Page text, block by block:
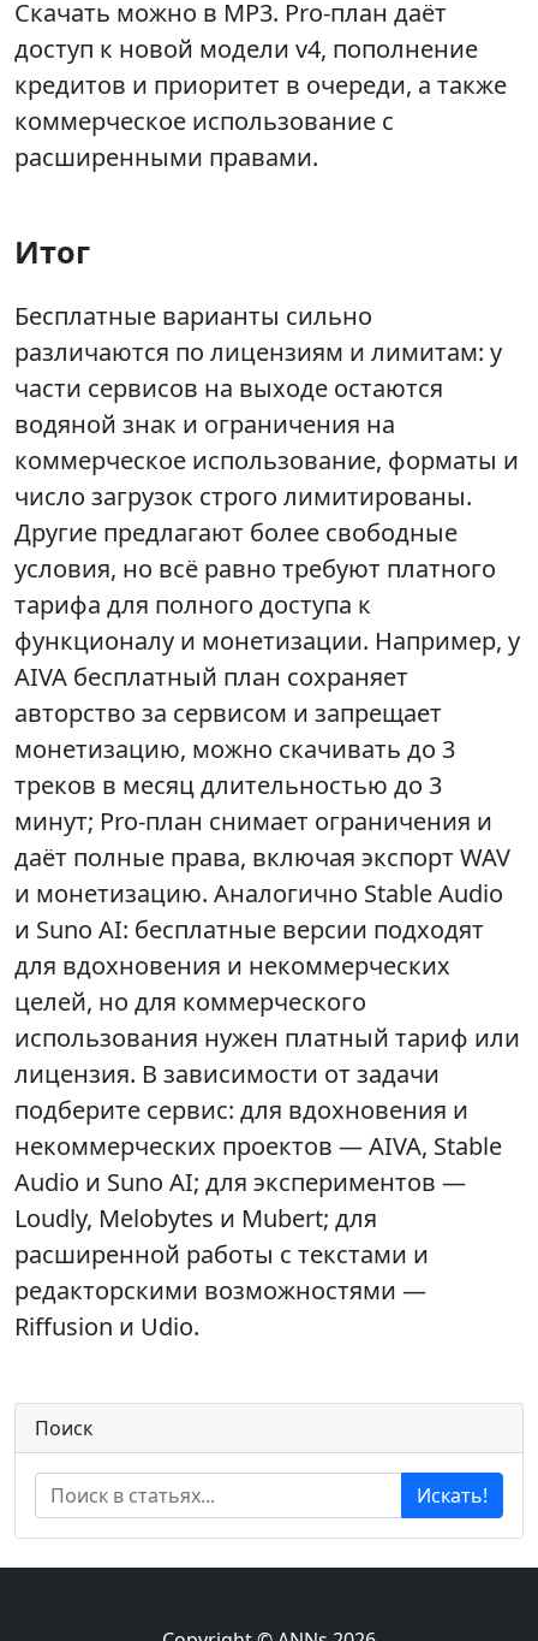
Скачать можно в MP3. Pro‑план даёт
доступ к новой модели v4, пополнение
кредитов и приоритет в очереди, а также
коммерческое использование с
расширенными правами.
Итог
Бесплатные варианты сильно
различаются по лицензиям и лимитам: у
части сервисов на выходе остаются
водяной знак и ограничения на
коммерческое использование, форматы и
число загрузок строго лимитированы.
Другие предлагают более свободные
условия, но всё равно требуют платного
тарифа для полного доступа к
функционалу и монетизации. Например, у
AIVA бесплатный план сохраняет
авторство за сервисом и запрещает
монетизацию, можно скачивать до 3
треков в месяц длительностью до 3
минут; Pro‑план снимает ограничения и
даёт полные права, включая экспорт WAV
и монетизацию. Аналогично Stable Audio
и Suno AI: бесплатные версии подходят
для вдохновения и некоммерческих
целей, но для коммерческого
использования нужен платный тариф или
лицензия. В зависимости от задачи
подберите сервис: для вдохновения и
некоммерческих проектов — AIVA, Stable
Audio и Suno AI; для экспериментов —
Loudly, Melobytes и Mubert; для
расширенной работы с текстами и
редакторскими возможностями —
Riffusion и Udio.
Поиск
Искать!